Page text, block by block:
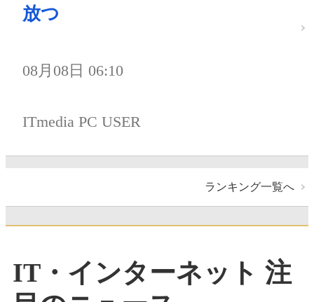
放つ
08月08日 06:10
ITmedia PC USER
ランキング一覧へ
IT・インターネット 注